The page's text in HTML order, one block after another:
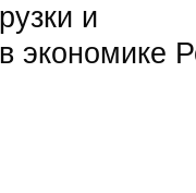
и
экономике